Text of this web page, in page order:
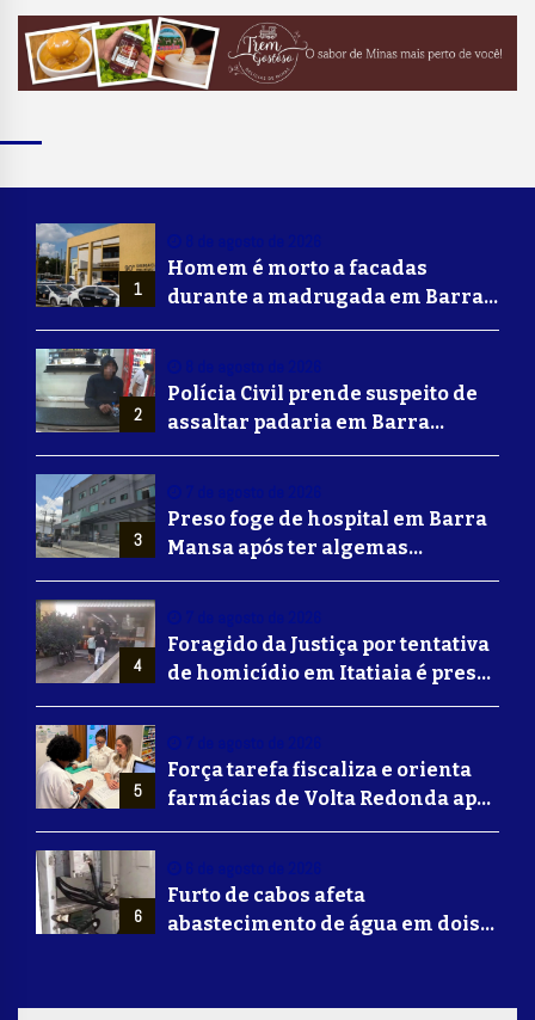
1
Homem é morto a facadas
durante a madrugada em Barra
Mansa
2
Polícia Civil prende suspeito de
assaltar padaria em Barra
Mansa
3
Preso foge de hospital em Barra
Mansa após ter algemas
retiradas para usar banheiro
4
Foragido da Justiça por tentativa
de homicídio em Itatiaia é preso
em Volta Redonda
5
Força tarefa fiscaliza e orienta
farmácias de Volta Redonda após
alerta de falsificação de
6
Furto de cabos afeta
abastecimento de água em dois